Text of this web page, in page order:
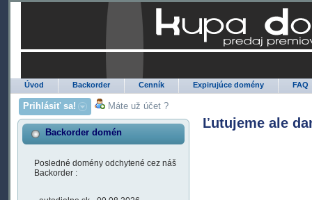
Úvod Backorder Cenník Expirujúce domény FAQ
Prihlásiť sa! Máte už účet ?
Backorder domén
Posledné domény odchytené cez náš
Backorder :
Ľutujeme ale